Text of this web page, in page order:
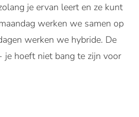
je ervan leert en ze kunt
werken we samen op
werken we hybride. De
hoeft niet bang te zijn voor